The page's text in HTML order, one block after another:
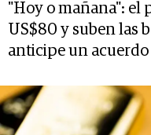
"Hoy o mañana": el
US$80 y suben las
anticipe un